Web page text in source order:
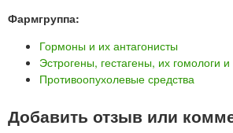
Фармгруппа:
Гормоны и их антагонисты
Эстрогены, гестагены, их гомологи
Противоопухолевые средства
Добавить отзыв или